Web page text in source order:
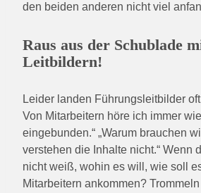
den beiden anderen nicht viel
Raus aus der Schublade
Leitbildern!
Leider landen Führungsleitbilder
Von Mitarbeitern höre ich immer
eingebunden.“ „Warum brauchen
verstehen die Inhalte nicht.“ Wenn
nicht weiß, wohin es will, wie soll
Mitarbeitern ankommen?